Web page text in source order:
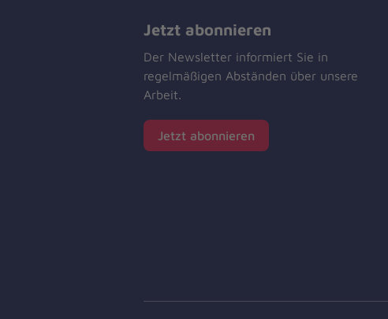
Jetzt abonnieren
Der Newsletter informiert Sie in
regelmäßigen Abständen über unsere
Arbeit.
Jetzt abonnieren